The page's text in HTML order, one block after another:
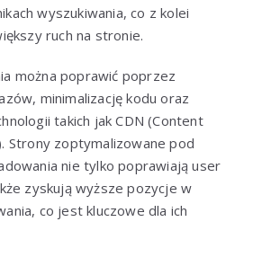
wyszukiwania, co z kolei
ruch na stronie.
można poprawić poprzez
minimalizację kodu oraz
takich jak CDN (Content
Strony zoptymalizowane pod
nie tylko poprawiają user
zyskują wyższe pozycje w
co jest kluczowe dla ich